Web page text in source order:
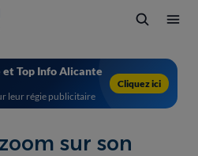
et Top Info Alicante
leur régie publicitaire
Cliquez ici
sur son